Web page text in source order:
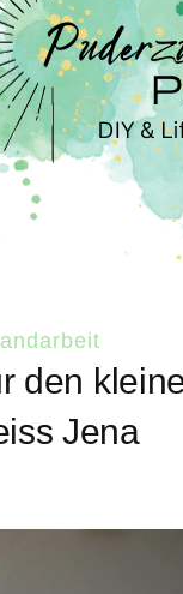
den
Jena